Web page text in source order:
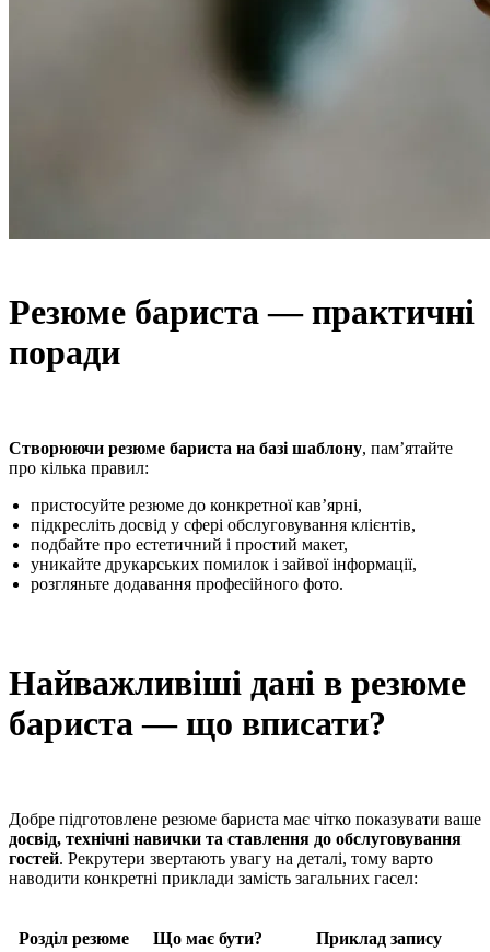
Резюме бариста — практичні
поради
Створюючи резюме бариста на базі шаблону, пам’ятайте
про кілька правил:
пристосуйте резюме до конкретної кав’ярні,
підкресліть досвід у сфері обслуговування клієнтів,
подбайте про естетичний і простий макет,
уникайте друкарських помилок і зайвої інформації,
розгляньте додавання професійного фото.
Найважливіші дані в резюме
бариста — що вписати?
Добре підготовлене резюме бариста має чітко показувати ваше
досвід, технічні навички та ставлення до обслуговування
гостей. Рекрутери звертають увагу на деталі, тому варто
наводити конкретні приклади замість загальних гасел:
Розділ резюме Що має бути? Приклад запису